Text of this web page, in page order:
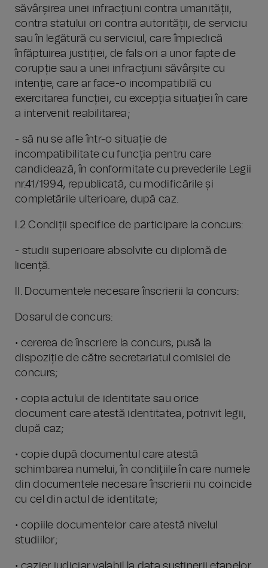
săvârșirea unei infracțiuni contra umanității,
contra statului ori contra autorității, de serviciu
sau în legătură cu serviciul, care împiedică
înfăptuirea justiției, de fals ori a unor fapte de
corupție sau a unei infracțiuni săvârșite cu
intenție, care ar face-o incompatibilă cu
exercitarea funcției, cu excepția situației în care
a intervenit reabilitarea;
- să nu se afle într-o situație de
incompatibilitate cu funcția pentru care
candidează, în conformitate cu prevederile Legii
nr.41/1994, republicată, cu modificările și
completările ulterioare, după caz.
I.2 Condiții specifice de participare la concurs:
- studii superioare absolvite cu diplomă de
licență.
II. Documentele necesare înscrierii la concurs:
Dosarul de concurs:
• cererea de înscriere la concurs, pusă la
dispoziție de către secretariatul comisiei de
concurs;
• copia actului de identitate sau orice
document care atestă identitatea, potrivit legii,
după caz;
• copie după documentul care atestă
schimbarea numelui, în condițiile în care numele
din documentele necesare înscrierii nu coincide
cu cel din actul de identitate;
• copiile documentelor care atestă nivelul
studiilor;